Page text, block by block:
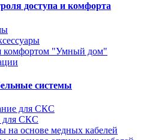
доступа и комфорта
комфортом "Умный дом"
системы
для СКС
для СКС
на основе медных кабелей